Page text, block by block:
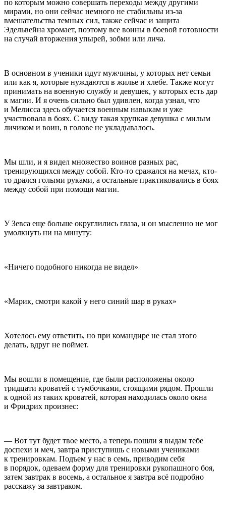
по которым можно совершать переходы между другими
мирами, но они сейчас немного не стабильны из-за
вмешательства темных сил, также сейчас и защита
Эдельвейна хромает, поэтому все воины в боевой готовности
на случай вторжения упырей, зобми или лича.
В основном в ученики идут мужчины, у которых нет семьи
или как я, которые нуждаются в жилье и хлебе. Также могут
принимать на военную службу и девушек, у которых есть дар
к магии. И я очень сильно был удивлен, когда узнал, что
и Мелисса здесь обучается военным навыкам и уже
участвовала в боях. С виду такая хрупкая девушка с милым
личиком и воин, в голове не укладывалось.
Мы шли, и я видел множество воинов разных рас,
тренирующихся между собой. Кто-то сражался на мечах, кто-
то дрался голыми руками, а остальные практиковались в боях
между собой при помощи магии.
У Зевса еще больше округлились глаза, и он мысленно не мог
умолкнуть ни на минуту:
«Ничего подобного никогда не видел»
«Марик, смотри какой у него синий шар в руках»
Хотелось ему ответить, но при командире не стал этого
делать, вдруг не поймет.
Мы вошли в помещение, где были расположены около
тридцати кроватей с тумбочками, стоящими рядом. Прошли
к одной из таких кроватей, которая находилась около окна
и Фридрих произнес:
— Вот тут будет твое место, а теперь пошли я выдам тебе
доспехи и меч, завтра приступишь с новыми учениками
к тренировкам. Подъем у нас в семь, приводим себя
в порядок, одеваем форму для тренировки рукопашного боя,
затем завтрак в восемь, а остальное я завтра всё подробно
расскажу за завтраком.